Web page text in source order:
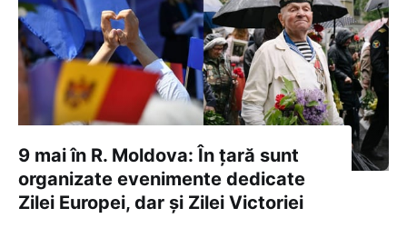
9 mai în R. Moldova: În țară sunt
organizate evenimente dedicate
Zilei Europei, dar și Zilei Victoriei